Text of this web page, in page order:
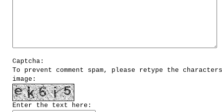
Captcha:
To prevent comment spam, please retype the
image:
Enter the text here: